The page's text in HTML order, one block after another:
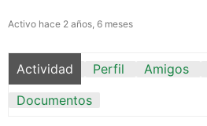
Activo hace 2 años, 6 meses
Actividad Perfil Amigos
Documentos